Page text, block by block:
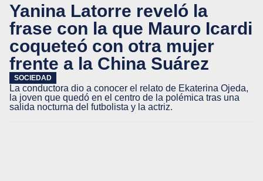
Yanina Latorre reveló la
frase con la que Mauro Icardi
coqueteó con otra mujer
frente a la China Suárez
SOCIEDAD
La conductora dio a conocer el relato de Ekaterina Ojeda,
la joven que quedó en el centro de la polémica tras una
salida nocturna del futbolista y la actriz.